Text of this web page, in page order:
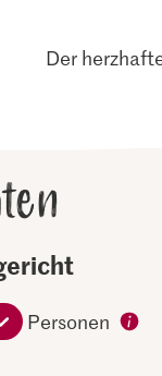
Der
Personen